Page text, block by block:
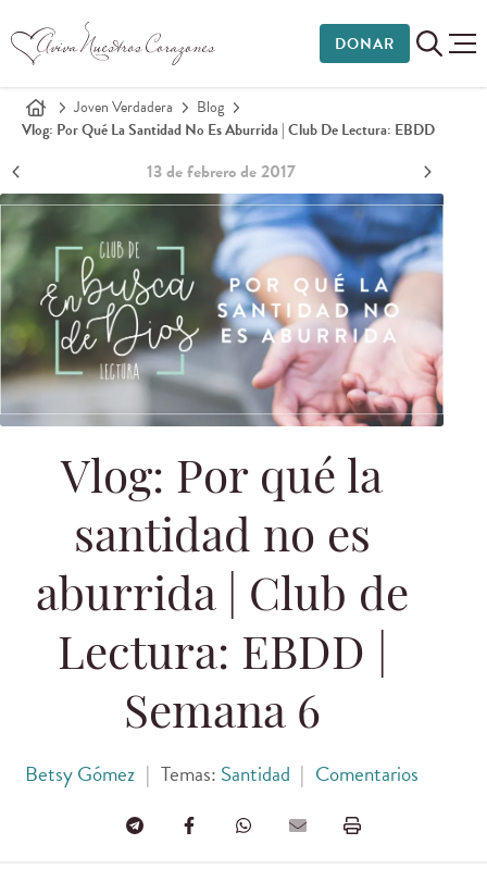
DONAR
Joven Verdadera
Blog
Vlog: Por Qué La Santidad No Es Aburrida | Club De Lectura: EBDD
13 de febrero de 2017
Vlog: Por qué la
santidad no es
aburrida | Club de
Lectura: EBDD |
Semana 6
Betsy Gómez | Temas: Santidad | Comentarios